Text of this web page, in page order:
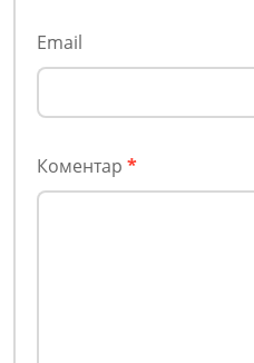
Email
Коментар *